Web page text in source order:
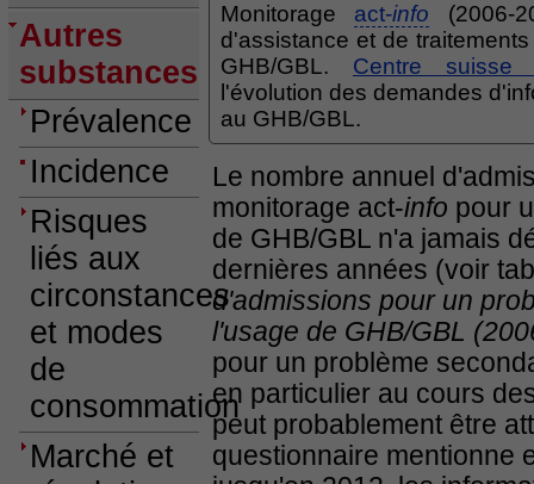
Autres
substances
Prévalence
Incidence
Risques
liés aux
circonstances
et modes
de
consommation
Marché et
Monitorage act-info (2006-
d'assistance et de
GHB/GBL. Centre suisse
l'évolution des demandes
au GHB/GBL.
Le nombre annuel
monitorage act-info pour
de GHB/GBL n'a jamais
dernières années (voir
d'admissions pour un
l'usage de GHB/GBL
pour un problème
en particulier au cours
peut probablement être
questionnaire mentionne